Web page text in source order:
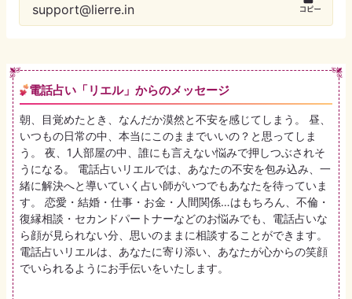
support@lierre.in
電話占い「リエル」からのメッセージ
朝、目覚めたとき、なんだか漠然と不安を感じてしまう。 昼、
いつもの日常の中、本当にこのままでいいの？と思ってしま
う。 夜、1人部屋の中、誰にも言えない悩みで押しつぶされそ
うになる。 電話占いリエルでは、あなたの不安を包み込み、一
緒に解決へと導いていく占い師がいつでもあなたを待っていま
す。 恋愛・結婚・仕事・お金・人間関係…はもちろん、不倫・
復縁相談・セカンドパートナーなどのお悩みでも、電話占いな
ら顔が見られない分、思いのままに相談することができます。
電話占いリエルは、あなたに寄り添い、あなたが心からの笑顔
でいられるようにお手伝いをいたします。